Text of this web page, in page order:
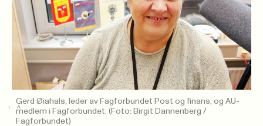
Gerd Øiahals, leder av Fagforbundet Post og finans, og AU-
medlem i Fagforbundet. (Foto: Birgit Dannenberg /
Fagforbundet)